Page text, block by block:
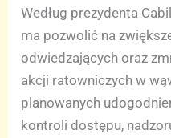
Według prezydenta
ma pozwolić na
odwiedzających oraz
akcji ratowniczych w
planowanych
kontroli dostępu,